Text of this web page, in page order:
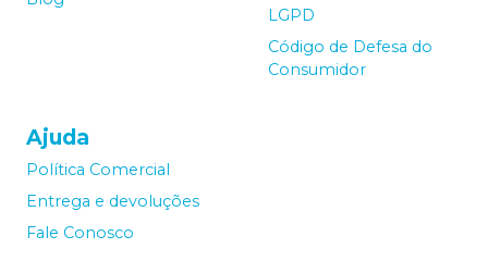
LGPD
Código de Defesa do
Consumidor
Ajuda
Política Comercial
Entrega e devoluções
Fale Conosco